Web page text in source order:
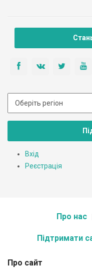
архітектури і
месопотамське
Вхід
Реєстрація
Про нас
Підтримати
Про сайт